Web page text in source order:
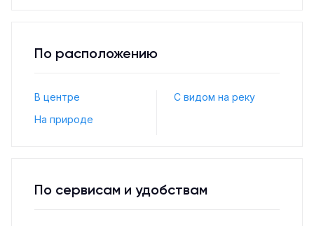
По расположению
В центре
С видом на реку
На природе
По сервисам и удобствам